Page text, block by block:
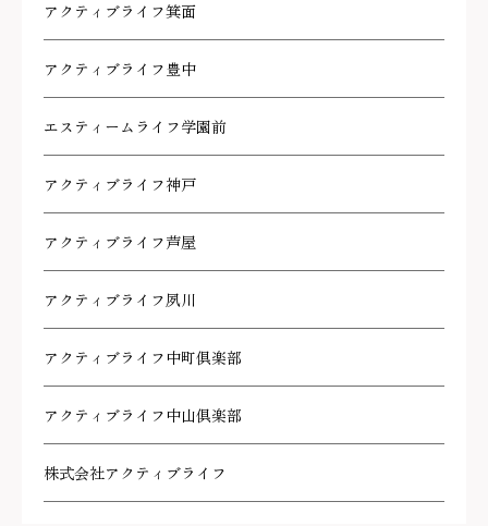
アクティブライフ箕面
アクティブライフ豊中
エスティームライフ学園前
アクティブライフ神戸
アクティブライフ芦屋
アクティブライフ夙川
アクティブライフ中町倶楽部
アクティブライフ中山倶楽部
株式会社アクティブライフ